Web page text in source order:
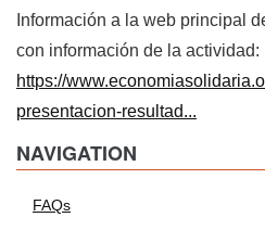
Información a la web principal
con información de la actividad:
https://
presentacion-resultad...
NAVIGATION
FAQs